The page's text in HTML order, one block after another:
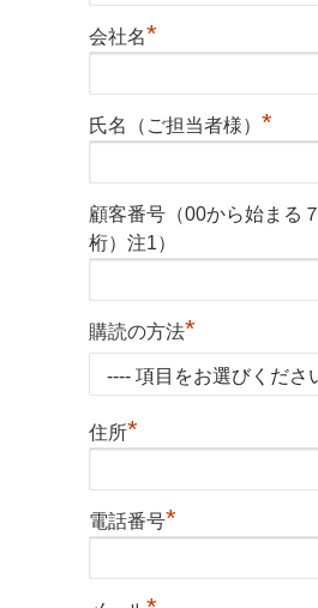
会社名*
氏名（ご担当者様） *
顧客番号（00から始まる７
桁）注1）
購読の方法*
住所*
電話番号*